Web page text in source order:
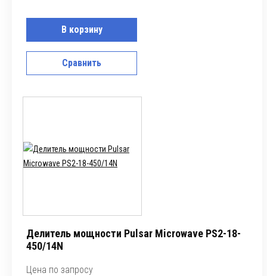
В корзину
Сравнить
Делитель мощности Pulsar Microwave PS2-18-
450/14N
Цена по запросу